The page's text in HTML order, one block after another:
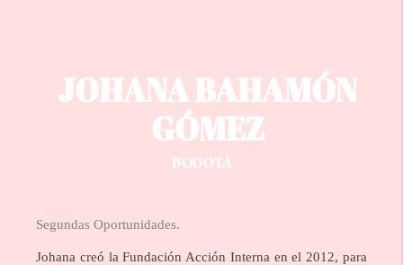
JOHANA BAHAMÓN
GÓMEZ
BOGOTÁ
Segundas Oportunidades.
Johana creó la Fundación Acción Interna en el 2012, para